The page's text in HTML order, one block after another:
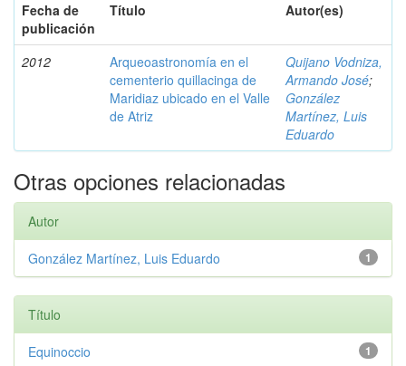
Fecha de
publicación
Título Autor(es)
2012
Arqueoastronomía en el
cementerio quillacinga de
Maridiaz ubicado en el Valle
de Atriz
Quijano Vodniza,
Armando José;
González
Martínez, Luis
Eduardo
Otras opciones relacionadas
Autor
1
González Martínez, Luis Eduardo
Título
1
Equinoccio